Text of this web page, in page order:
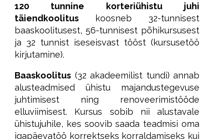
120 tunnine korteriühistu juhi
täiendkoolitus koosneb 32-tunnisest
baaskoolitusest, 56-tunnisest põhikursusest
ja 32 tunnist iseseisvast tööst (kursusetöö
kirjutamine).
Baaskoolitus (32 akadeemilist tundi) annab
alusteadmised ühistu majandustegevuse
juhtimisest ning renoveerimistööde
elluviimisest. Kursus sobib nii alustavale
ühistujuhile, kes soovib saada teadmisi oma
igapäevatöö korrektseks korraldamiseks kui